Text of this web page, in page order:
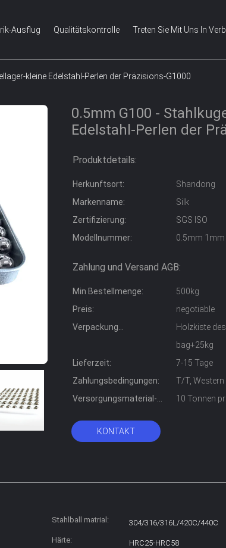
Ausflug Qualitätskontrolle Treten Sie Mit Uns In
kleine Edelstahl-Perlen der Präzisions-G1000
0.5mm G100 -
Edelstahl-Perlen der
Produktdetails:
Herkunftsort:
Shandong
Markenname:
Silk
Zertifizierung:
SGS ISO
Modellnummer:
0.5mm
Zahlung und Versand AGB:
Min Bestellmenge:
500kg
Preis:
negotiable
Verpackung
Holzkiste
bag+25kg
Lieferzeit:
7-15 Tage
Zahlungsbedingungen:
T/T, Western
Versorgungsmaterial-
10 Tonnen
KONTAKT
Stahlball matrial:
304/316/316L/420C/440C
Härte:
HRC25-HRC58